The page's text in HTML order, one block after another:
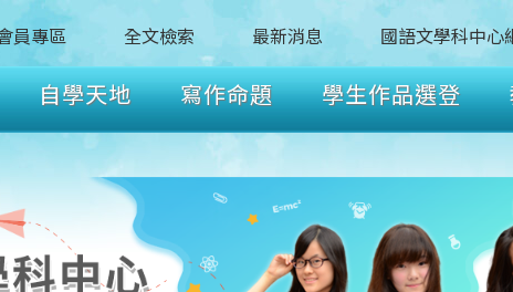
員專區 全文檢索 最新消息 國語文學科中心
自學天地 寫作命題 學生作品選登